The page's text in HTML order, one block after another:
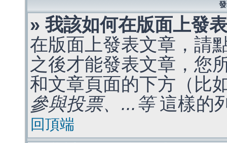
» 我該如何在版面上發
在版面上發表文章，請
之後才能發表文章，您
和文章頁面的下方（比
參與投票、...等這樣的
回頂端